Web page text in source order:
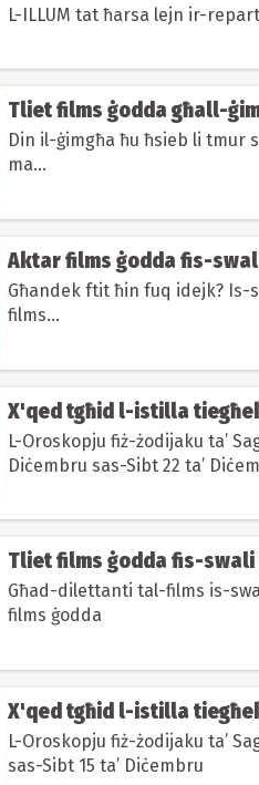
L-ILLUM tat ħarsa lejn ir-
Tliet films ġodda għall-
Din il-ġimgħa ħu ħsieb li tmur
ma...
Aktar films ġodda fis-
Għandek ftit ħin fuq idejk?
films...
X'qed tgħid l-istilla
L-Oroskopju fiż-żodijaku ta’
Diċembru sas-Sibt 22 ta’
Tliet films ġodda fis-swali
Għad-dilettanti tal-films is-
films ġodda
X'qed tgħid l-istilla
L-Oroskopju fiż-żodijaku ta’
sas-Sibt 15 ta’ Diċembru